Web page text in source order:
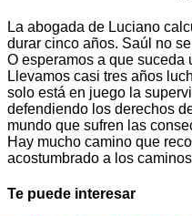
La abogada de Luciano
durar cinco años. Saúl no
O esperamos a que suceda
Llevamos casi tres años
solo está en juego la
defendiendo los derechos
mundo que sufren las
Hay mucho camino que
acostumbrado a los
Te puede interesar